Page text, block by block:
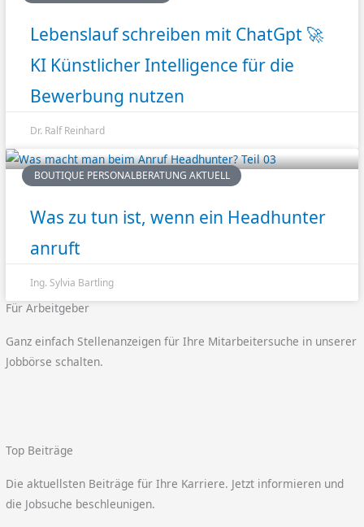
Lebenslauf schreiben mit ChatGpt 🚀
KI Künstlicher Intelligence für die
Bewerbung nutzen
Dr. Ralf Reinhard
BOUTIQUE PERSONALBERATUNG AKTUELL
Was zu tun ist, wenn ein Headhunter
anruft
Ing. Sylvia Bartling
Für Arbeitgeber
Ganz einfach Stellenanzeigen für Ihre Mitarbeitersuche in unserer
Jobbörse schalten.
Top Beiträge
Die aktuellsten Beiträge für Ihre Karriere. Jetzt informieren und
die Jobsuche beschleunigen.